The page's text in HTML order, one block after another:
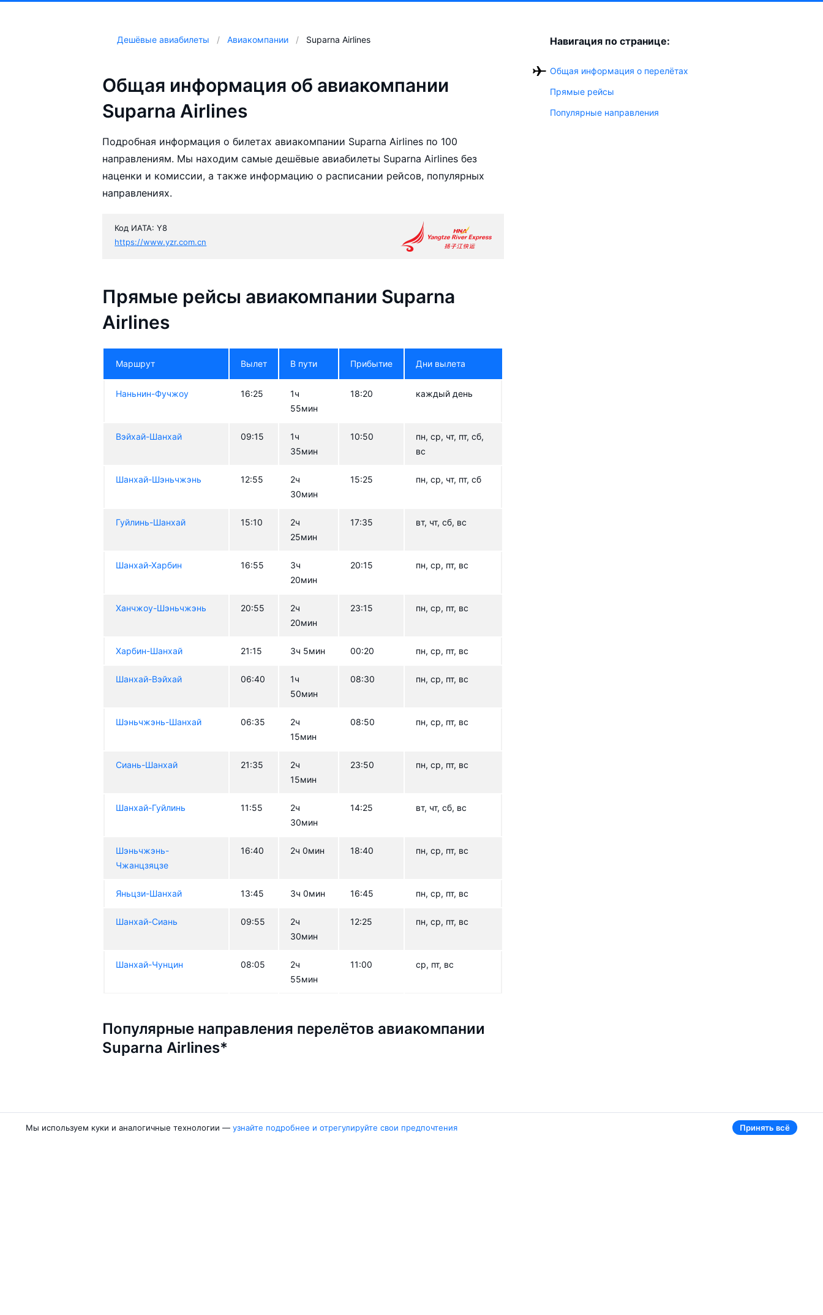
Дешёвые авиабилеты Авиакомпании Suparna Airlines
Общая информация об авиакомпании
Suparna Airlines
Подробная информация о билетах авиакомпании Suparna Airlines по 100
направлениям. Мы находим самые дешёвые авиабилеты Suparna Airlines без
наценки и комиссии, а также информацию о расписании рейсов, популярных
направлениях.
Код ИАТА: Y8
https://www.yzr.com.cn
Прямые рейсы авиакомпании Suparna
Airlines
Маршрут Вылет В пути Прибытие Дни вылета
Наньнин-Фучжоу 16:25
1ч
55мин
18:20 каждый день
Вэйхай-Шанхай 09:15
1ч
35мин
10:50
пн, ср, чт, пт, сб,
вс
Шанхай-Шэньчжэнь 12:55
2ч
30мин
15:25 пн, ср, чт, пт, сб
Гуйлинь-Шанхай 15:10
2ч
25мин
17:35 вт, чт, сб, вс
Шанхай-Харбин 16:55
3ч
20мин
20:15 пн, ср, пт, вс
Ханчжоу-Шэньчжэнь 20:55
2ч
20мин
23:15 пн, ср, пт, вс
Харбин-Шанхай 21:15 3ч 5мин 00:20 пн, ср, пт, вс
Шанхай-Вэйхай 06:40
1ч
50мин
08:30 пн, ср, пт, вс
Шэньчжэнь-Шанхай 06:35
2ч
15мин
08:50 пн, ср, пт, вс
Сиань-Шанхай 21:35
2ч
15мин
23:50 пн, ср, пт, вс
Шанхай-Гуйлинь 11:55
2ч
30мин
14:25 вт, чт, сб, вс
Шэньчжэнь-
Чжанцзяцзе
16:40 2ч 0мин 18:40 пн, ср, пт, вс
Яньцзи-Шанхай 13:45 3ч 0мин 16:45 пн, ср, пт, вс
Шанхай-Сиань 09:55
2ч
30мин
12:25 пн, ср, пт, вс
Шанхай-Чунцин 08:05
2ч
55мин
11:00 ср, пт, вс
Популярные направления перелётов авиакомпании
Suparna Airlines*
Навигация по странице:
Общая информация о перелётах
Прямые рейсы
Популярные направления
Мы используем куки и аналогичные технологии — узнайте подробнее и отрегулируйте свои предпочтения Принять всё